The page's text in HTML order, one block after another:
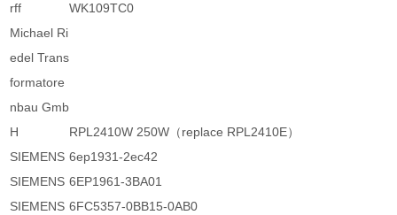
rff
WK109TC0
Michael Ri
edel Trans
formatore
nbau Gmb
H
RPL2410W 250W（replace RPL2410E）
SIEMENS 6ep1931-2ec42
SIEMENS 6EP1961-3BA01
SIEMENS 6FC5357-0BB15-0AB0